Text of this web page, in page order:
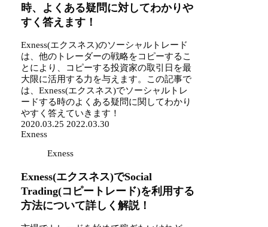
時、よくある疑問に対してわかりや
すく答えます！
Exness(エクスネス)のソーシャルトレード
は、他のトレーダーの戦略をコピーするこ
とにより、コピーする投資家の取引日を最
大限に活用する力を与えます。この記事で
は、Exness(エクスネス)でソーシャルトレ
ードする時のよくある疑問に関してわかり
やすく答えていきます！
2020.03.25 2022.03.30
Exness
Exness
Exness(エクスネス)でSocial
Trading(コピートレード)を利用する
方法について詳しく解説！